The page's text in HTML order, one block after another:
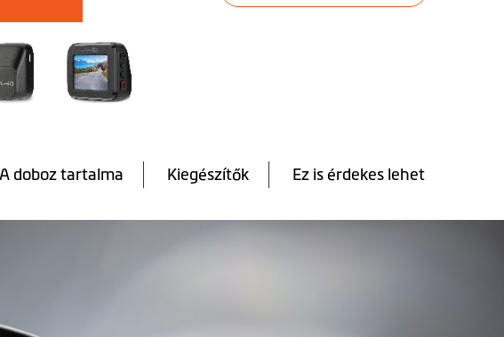
A doboz tartalma Kiegészítők Ez is érdekes lehet